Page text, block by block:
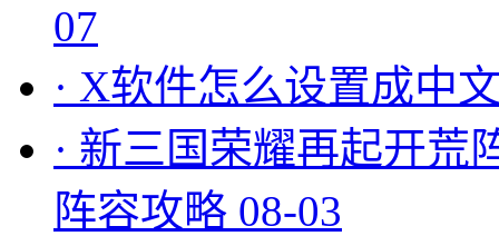
07
· X软件怎么设置成中
· 新三国荣耀再起开荒
阵容攻略 08-03